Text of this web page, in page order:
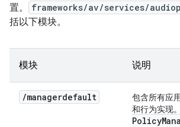
置。
frameworks/av/services/
括以下模块。
模块 说明
/managerdefault
包含所有应
和行为实现
Policy